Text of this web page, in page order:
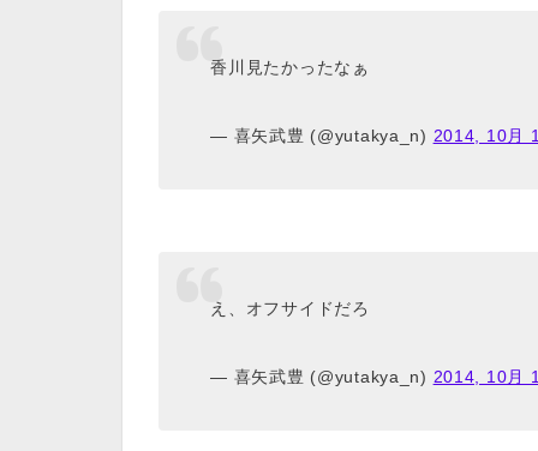
香川見たかったなぁ
— 喜矢武豊 (@yutakya_n) 2014, 10月
え、オフサイドだろ
— 喜矢武豊 (@yutakya_n) 2014, 10月